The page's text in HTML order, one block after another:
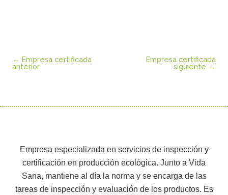
← Empresa certificada
anterior
Empresa certificada
siguiente →
Empresa especializada en servicios de inspección y
certificación en producción ecológica. Junto a Vida
Sana, mantiene al día la norma y se encarga de las
tareas de inspección y evaluación de los productos. Es